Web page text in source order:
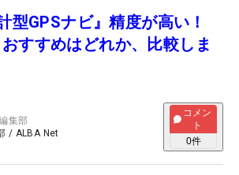
型GPSナビ』精度が高い！
すすめはどれか、比較しま
集部
/ ALBA Net
コメン
ト
0件